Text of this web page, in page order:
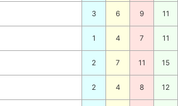
3 6 9 11
1 4 7 11
2 7 11 15
2 4 8 12